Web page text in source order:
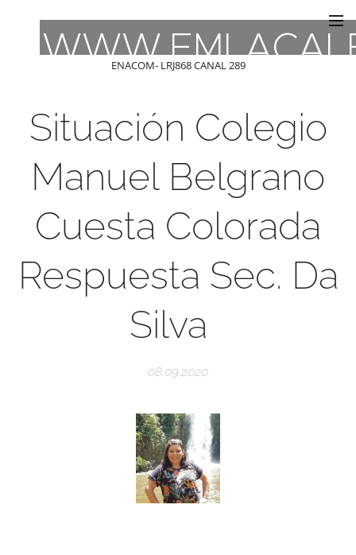
ENACOM- LRJ868 CANAL 289
Situación Colegio
Manuel Belgrano
Cuesta Colorada
Respuesta Sec. Da
Silva
08.09.2020